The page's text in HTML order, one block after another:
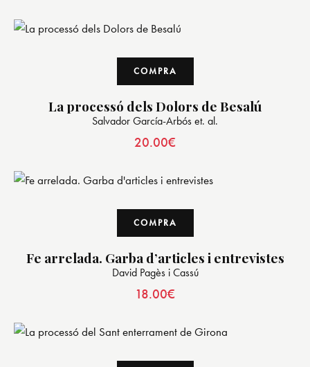
La processó dels Dolors de Besalú
Salvador García-Arbós et. al.
20.00€
COMPRA
Fe arrelada. Garba d’articles i entrevistes
David Pagès i Cassú
18.00€
COMPRA